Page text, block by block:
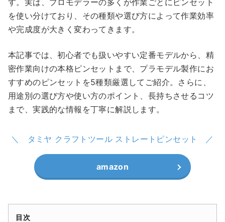
を使い分けており、その種類や選び方によって作業効率
や完成度が大きく変わってきます。
本記事では、初心者でも扱いやすい定番モデルから、精
密作業向けの本格ピンセットまで、プラモデル製作にお
すすめのピンセットを5種類厳選してご紹介。さらに、
用途別の選び方や使い方のポイント、長持ちさせるコツ
まで、実践的な情報を丁寧に解説します。
タミヤ クラフトツール ストレートピンセット
amazon
目次